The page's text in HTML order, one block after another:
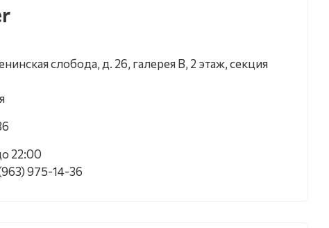
слобода, д. 26, галерея В, 2 этаж, секция
22:00
975-14-36